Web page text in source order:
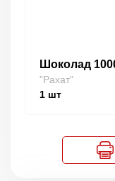
Шоколад
"Рахат"
1 шт